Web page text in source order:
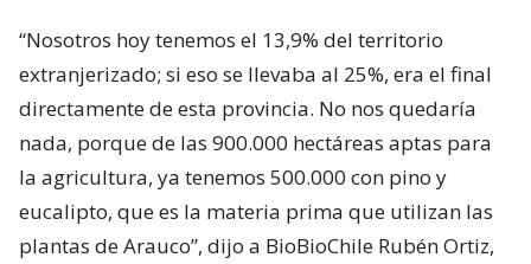
“Nosotros hoy tenemos el 13,9% del territorio
extranjerizado; si eso se llevaba al 25%, era el final
directamente de esta provincia. No nos quedaría
nada, porque de las 900.000 hectáreas aptas para
la agricultura, ya tenemos 500.000 con pino y
eucalipto, que es la materia prima que utilizan las
plantas de Arauco”, dijo a BioBioChile Rubén Ortiz,